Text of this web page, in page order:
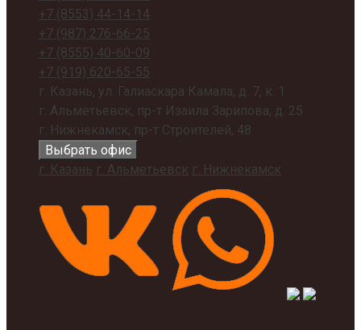
+7 (8553) 44-14-14
+7 (987) 276-66-25
+7 (8555) 40-60-09
+7 (919) 620-65-55
г. Казань, ул. Галиаскара Камала, д. 7, к. 1
г. Альметьевск, пр-т Изаила Зарипова, д. 25
г. Нижнекамск, пр-т Строителей, 48
Выбрать офис
г. Казань г. Альметьевск г. Нижнекамск